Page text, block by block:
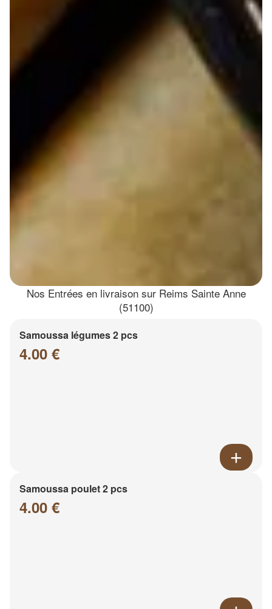
Nos Entrées en livraison sur Reims Sainte Anne
(51100)
Samoussa légumes 2 pcs
4.00 €
Samoussa poulet 2 pcs
4.00 €